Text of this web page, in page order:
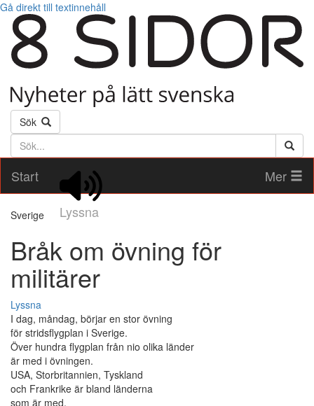
Gå direkt till textinnehåll
Sök
Söktext
Start
Lyssna
Mer
Sverige
Bråk om övning för
militärer
Lyssna
I dag, måndag, börjar en stor övning
för stridsflygplan i Sverige.
Över hundra flygplan från nio olika länder
är med i övningen.
USA, Storbritannien, Tyskland
och Frankrike är bland länderna
som är med.